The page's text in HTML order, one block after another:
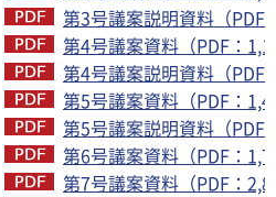
第3号議案説明資料（PDF
第4号議案資料（PDF：
第4号議案説明資料（PDF
第5号議案資料（PDF：
第5号議案説明資料（PDF
第6号議案資料（PDF：
第7号議案資料（PDF：